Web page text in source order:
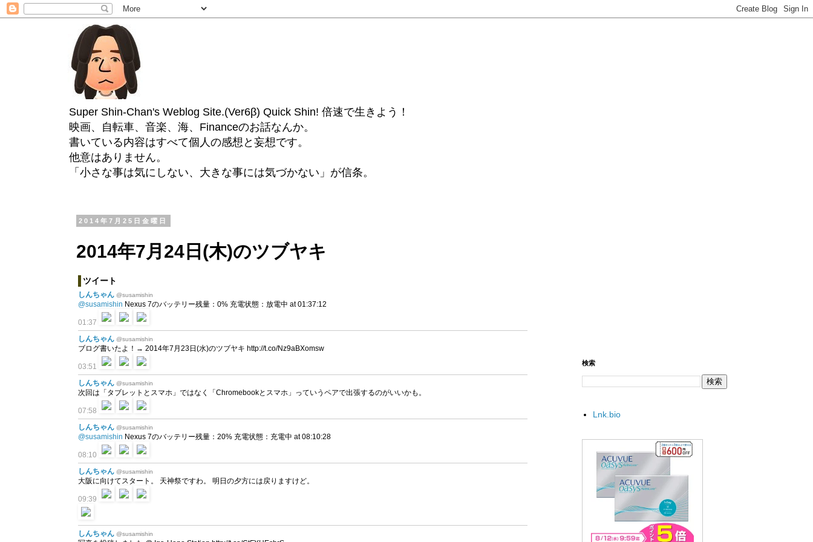
Super Shin-Chan's Weblog Site.(Ver6β) Quick Shin! 倍速で生きよう！
映画、自転車、音楽、海、Financeのお話なんか。
書いている内容はすべて個人の感想と妄想です。
他意はありません。
「小さな事は気にしない、大きな事には気づかない」が信条。
2014年7月25日金曜日
2014年7月24日(木)のツブヤキ
ツイート
しんちゃん @susamishin
@susamishin Nexus 7のバッテリー残量：0% 充電状態：放電中 at 01:37:12
01:37
しんちゃん @susamishin
ブログ書いたよ！→ 2014年7月23日(水)のツブヤキ http://t.co/Nz9aBXomsw
03:51
しんちゃん @susamishin
次回は「タブレットとスマホ」ではなく「Chromebookとスマホ」っていうペアで出張するのがいいかも。
07:58
しんちゃん @susamishin
@susamishin Nexus 7のバッテリー残量：20% 充電状態：充電中 at 08:10:28
08:10
しんちゃん @susamishin
大阪に向けてスタート。 天神祭ですわ。 明日の夕方には戻りますけど。
09:39
しんちゃん @susamishin
検索
Lnk.bio